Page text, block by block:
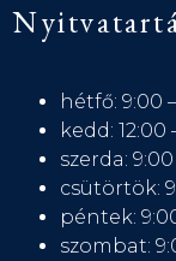
hétfő: 9:00
kedd: 12:00
szerda: 9:00
csütörtök:
péntek:
szombat: